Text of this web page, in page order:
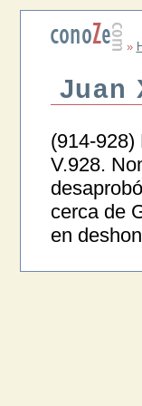
»
Juan
(914-928)
V.928.
cerca de
en